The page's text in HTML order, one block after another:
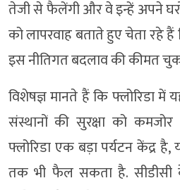
तेजी से फैलेंगी और वे इन्हें अपने
को लापरवाह बताते हुए चेता रहे हैं
इस नीतिगत बदलाव की कीमत
विशेषज्ञ मानते हैं कि फ्लोरिडा
संस्थानों की सुरक्षा को
फ्लोरिडा एक बड़ा पर्यटन केंद्र
तक भी फैल सकता है. सीडीसी